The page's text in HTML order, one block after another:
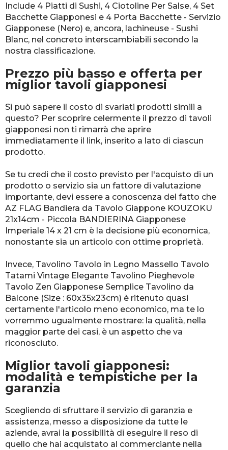
Include 4 Piatti di Sushi, 4 Ciotoline Per Salse, 4 Set
Bacchette Giapponesi e 4 Porta Bacchette - Servizio
Giapponese (Nero) e, ancora, lachineuse - Sushi
Blanc, nel concreto interscambiabili secondo la
nostra classificazione.
Prezzo più basso e offerta per
miglior tavoli giapponesi
Si può sapere il costo di svariati prodotti simili a
questo? Per scoprire celermente il prezzo di tavoli
giapponesi non ti rimarrà che aprire
immediatamente il link, inserito a lato di ciascun
prodotto.
Se tu credi che il costo previsto per l'acquisto di un
prodotto o servizio sia un fattore di valutazione
importante, devi essere a conoscenza del fatto che
AZ FLAG Bandiera da Tavolo Giappone KOUZOKU
21x14cm - Piccola BANDIERINA Giapponese
Imperiale 14 x 21 cm è la decisione più economica,
nonostante sia un articolo con ottime proprietà.
Invece, Tavolino Tavolo in Legno Massello Tavolo
Tatami Vintage Elegante Tavolino Pieghevole
Tavolo Zen Giapponese Semplice Tavolino da
Balcone (Size : 60x35x23cm) è ritenuto quasi
certamente l'articolo meno economico, ma te lo
vorremmo ugualmente mostrare: la qualità, nella
maggior parte dei casi, è un aspetto che va
riconosciuto.
Miglior tavoli giapponesi:
modalità e tempistiche per la
garanzia
Scegliendo di sfruttare il servizio di garanzia e
assistenza, messo a disposizione da tutte le
aziende, avrai la possibilità di eseguire il reso di
quello che hai acquistato al commerciante nella